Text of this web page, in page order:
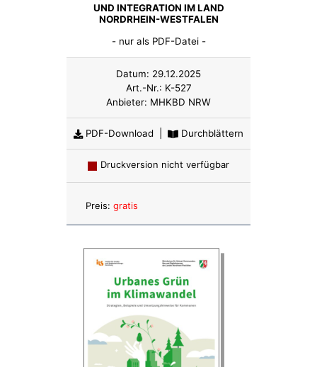
UND INTEGRATION IM LAND
NORDRHEIN-WESTFALEN
- nur als PDF-Datei -
Datum: 29.12.2025
Art.-Nr.: K-527
Anbieter: MHKBD NRW
PDF-Download Durchblättern
Druckversion nicht verfügbar
Preis: gratis